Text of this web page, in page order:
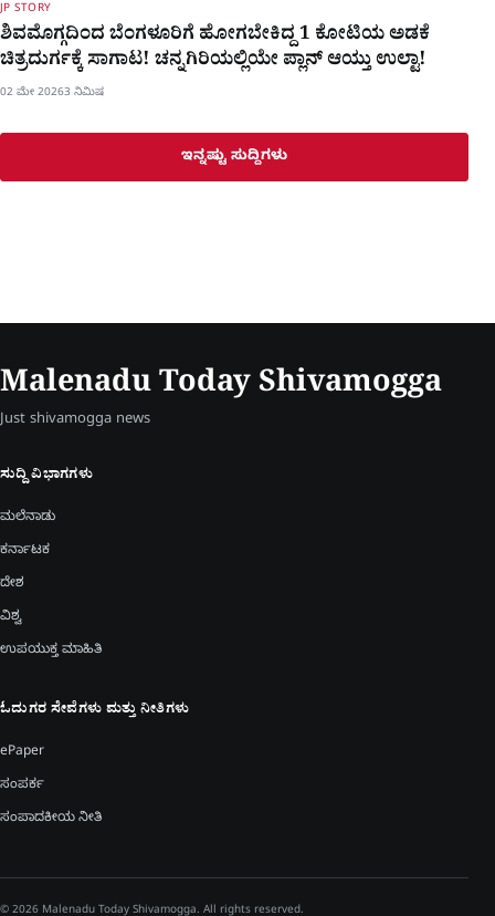
JP STORY
ಶಿವಮೊಗ್ಗದಿಂದ ಬೆಂಗಳೂರಿಗೆ ಹೋಗಬೇಕಿದ್ದ 1 ಕೋಟಿಯ ಅಡಕೆ
ಚಿತ್ರದುರ್ಗಕ್ಕೆ ಸಾಗಾಟ! ಚನ್ನಗಿರಿಯಲ್ಲಿಯೇ ಪ್ಲಾನ್​ ಆಯ್ತು ಉಲ್ಟಾ!
02 ಮೇ 20263 ನಿಮಿಷ
ಇನ್ನಷ್ಟು ಸುದ್ದಿಗಳು
Malenadu Today Shivamogga
Just shivamogga news
ಸುದ್ದಿ ವಿಭಾಗಗಳು
ಮಲೆನಾಡು
ಕರ್ನಾಟಕ
ದೇಶ
ವಿಶ್ವ
ಉಪಯುಕ್ತ ಮಾಹಿತಿ
ಓದುಗರ ಸೇವೆಗಳು ಮತ್ತು ನೀತಿಗಳು
ePaper
ಸಂಪರ್ಕ
ಸಂಪಾದಕೀಯ ನೀತಿ
© 2026 Malenadu Today Shivamogga. All rights reserved.